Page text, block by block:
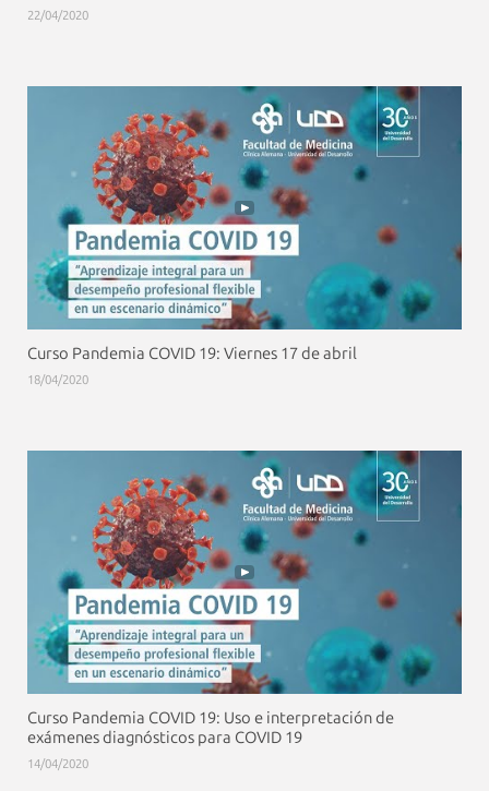
22/04/2020
Curso Pandemia COVID 19: Viernes 17 de abril
18/04/2020
Curso Pandemia COVID 19: Uso e interpretación de
exámenes diagnósticos para COVID 19
14/04/2020